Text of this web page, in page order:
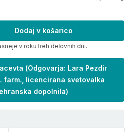
Dodaj v košarico
v roku treh delovnih dni.
(Odgovarja: Lara Pezdir
farm., licencirana svetovalka
dopolnila)